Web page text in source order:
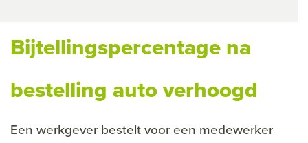
Bijtellingspercentage na
bestelling auto verhoogd
Een werkgever bestelt voor een medewerker